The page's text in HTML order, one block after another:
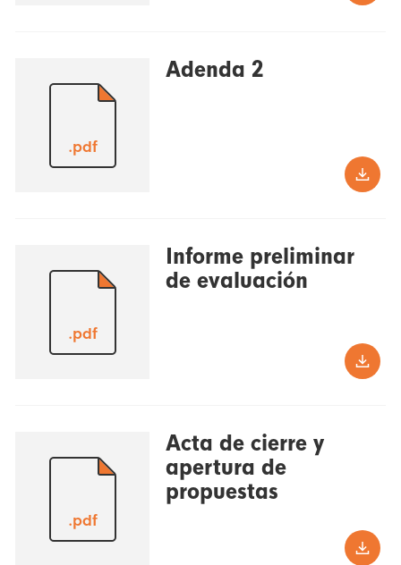
.pdf
Adenda 2
.pdf
Informe preliminar
de evaluación
.pdf
Acta de cierre y
apertura de
propuestas